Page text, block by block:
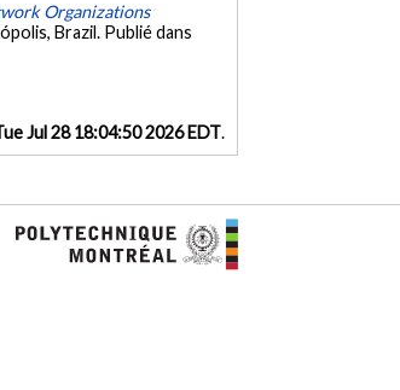
Organizations
Brazil. Publié dans
Jul 28 18:04:50 2026 EDT.